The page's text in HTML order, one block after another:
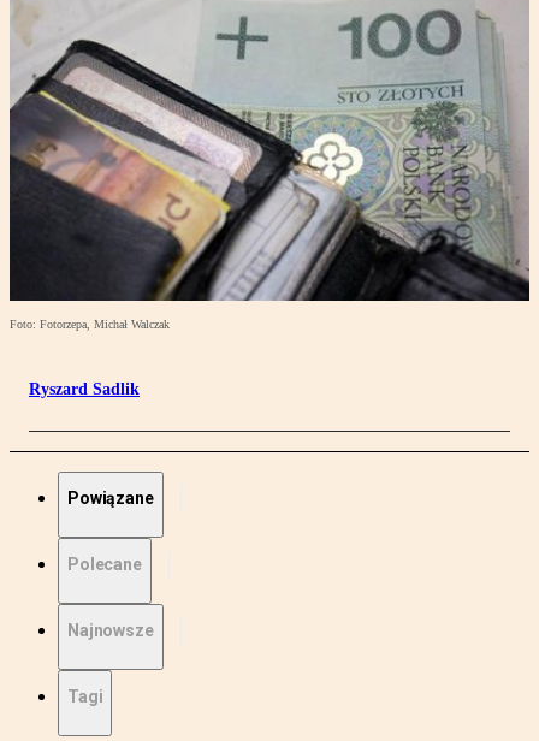
Foto: Fotorzepa, Michał Walczak
Ryszard Sadlik
Powiązane
Polecane
Najnowsze
Tagi